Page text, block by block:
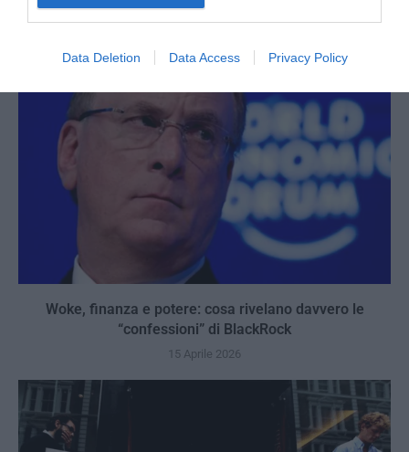
Data Deletion Data Access Privacy Policy
13 Maggio 2026
Woke, finanza e potere: cosa rivelano davvero le
“confessioni” di BlackRock
15 Aprile 2026